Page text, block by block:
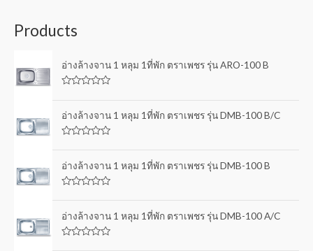
Products
อ่างล้างจาน 1 หลุม 1ที่พัก ตราเพชร รุ่น ARO-100 B
t
e
d
t
o
f
อ่างล้างจาน 1 หลุม 1ที่พัก ตราเพชร รุ่น DMB-100 B/C
t
e
d
t
o
f
อ่างล้างจาน 1 หลุม 1ที่พัก ตราเพชร รุ่น DMB-100 B
t
e
d
อ่างล้างจาน 1 หลุม 1ที่พัก ตราเพชร รุ่น DMB-100 A/C